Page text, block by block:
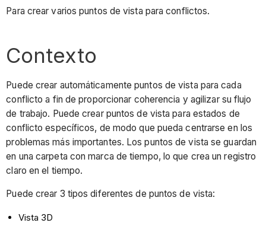
Para crear varios puntos de vista para conflictos.
Contexto
Puede crear automáticamente puntos de vista para cada
conflicto a fin de proporcionar coherencia y agilizar su flujo
de trabajo. Puede crear puntos de vista para estados de
conflicto específicos, de modo que pueda centrarse en los
problemas más importantes. Los puntos de vista se guardan
en una carpeta con marca de tiempo, lo que crea un registro
claro en el tiempo.
Puede crear 3 tipos diferentes de puntos de vista:
Vista 3D